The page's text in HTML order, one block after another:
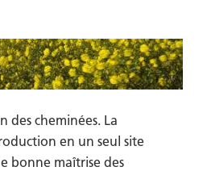
cheminées. La
en un seul site
bonne maîtrise des